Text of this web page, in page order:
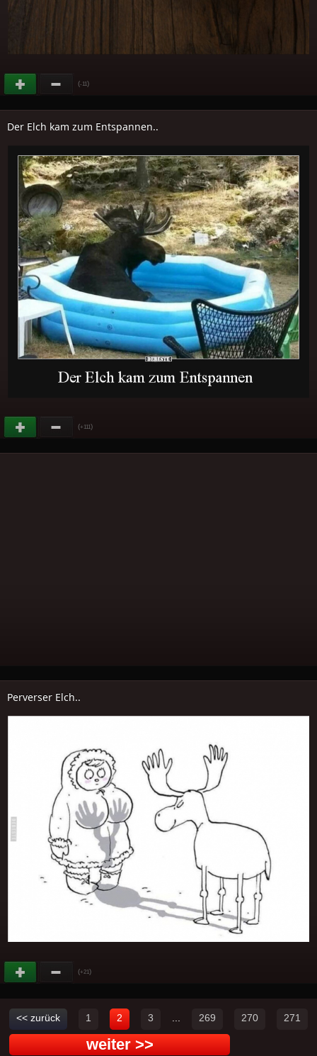
(-11)
Der Elch kam zum Entspannen..
(+111)
Perverser Elch..
(+21)
<< zurück 1 2 3 269 270 271
weiter >>